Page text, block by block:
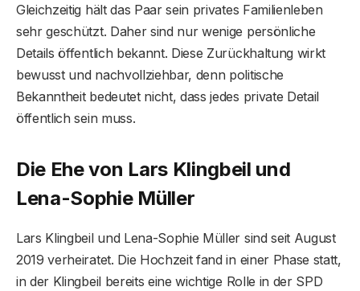
Gleichzeitig hält das Paar sein privates Familienleben
sehr geschützt. Daher sind nur wenige persönliche
Details öffentlich bekannt. Diese Zurückhaltung wirkt
bewusst und nachvollziehbar, denn politische
Bekanntheit bedeutet nicht, dass jedes private Detail
öffentlich sein muss.
Die Ehe von Lars Klingbeil und
Lena-Sophie Müller
Lars Klingbeil und Lena-Sophie Müller sind seit August
2019 verheiratet. Die Hochzeit fand in einer Phase statt,
in der Klingbeil bereits eine wichtige Rolle in der SPD